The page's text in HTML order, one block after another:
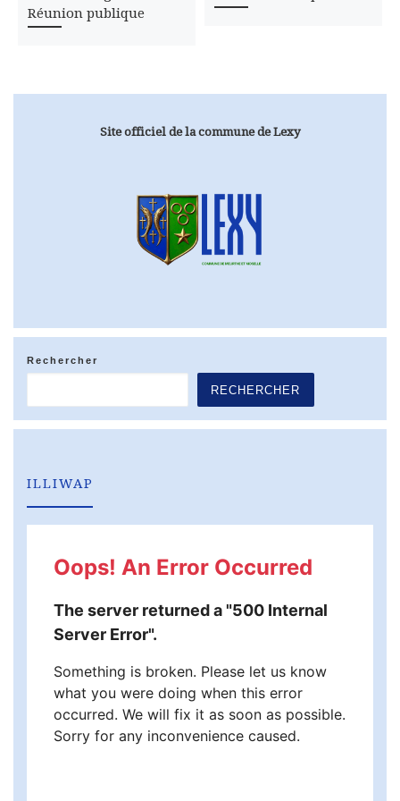
Réunion publique
Site officiel de la commune de Lexy
Rechercher
RECHERCHER
ILLIWAP